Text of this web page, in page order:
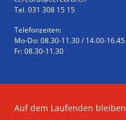
Tel. 031 308 15 15
Telefonzeiten:
Mo-Do: 08.30-11.30 / 14.00-16.45
Fr: 08.30-11.30
Auf dem Laufenden bleiben